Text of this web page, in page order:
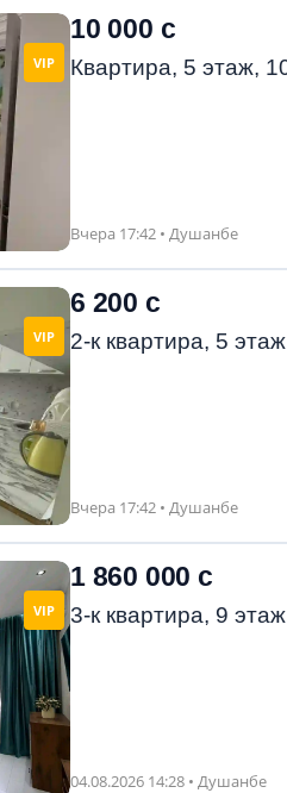
VIP
10 000 с
Квартира, 5 этаж,
Вчера 17:42 • Душанбе
VIP
6 200 с
2-к квартира, 5
Вчера 17:42 • Душанбе
VIP
1 860 000 с
3-к квартира, 9
04.08.2026 14:28 • Душанбе